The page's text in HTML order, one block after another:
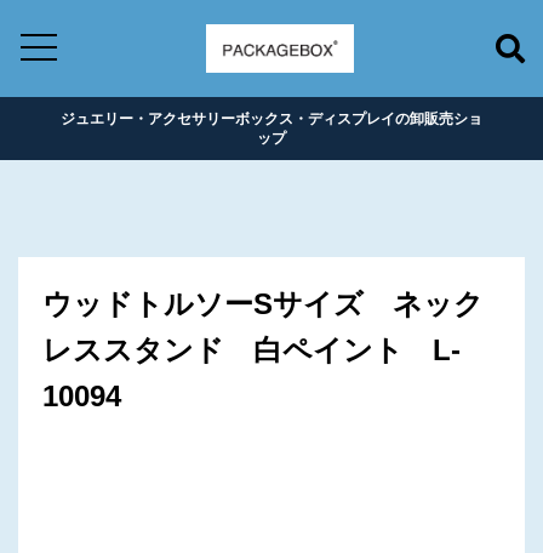
ジュエリー・アクセサリーボックス・ディスプレイの卸販売ショ
ップ
ウッドトルソーSサイズ ネック
レススタンド 白ペイント L-
10094